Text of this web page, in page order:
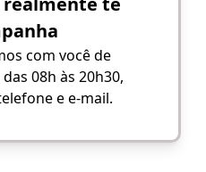
com você de
08h às 20h30,
e e-mail.